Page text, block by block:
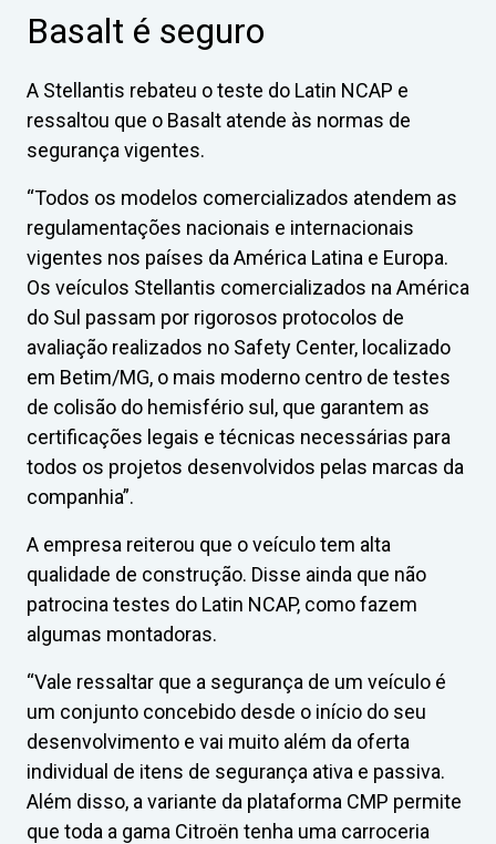
Basalt é seguro
A Stellantis rebateu o teste do Latin NCAP e
ressaltou que o Basalt atende às normas de
segurança vigentes.
“Todos os modelos comercializados atendem as
regulamentações nacionais e internacionais
vigentes nos países da América Latina e Europa.
Os veículos Stellantis comercializados na América
do Sul passam por rigorosos protocolos de
avaliação realizados no Safety Center, localizado
em Betim/MG, o mais moderno centro de testes
de colisão do hemisfério sul, que garantem as
certificações legais e técnicas necessárias para
todos os projetos desenvolvidos pelas marcas da
companhia”.
A empresa reiterou que o veículo tem alta
qualidade de construção. Disse ainda que não
patrocina testes do Latin NCAP, como fazem
algumas montadoras.
“Vale ressaltar que a segurança de um veículo é
um conjunto concebido desde o início do seu
desenvolvimento e vai muito além da oferta
individual de itens de segurança ativa e passiva.
Além disso, a variante da plataforma CMP permite
que toda a gama Citroën tenha uma carroceria